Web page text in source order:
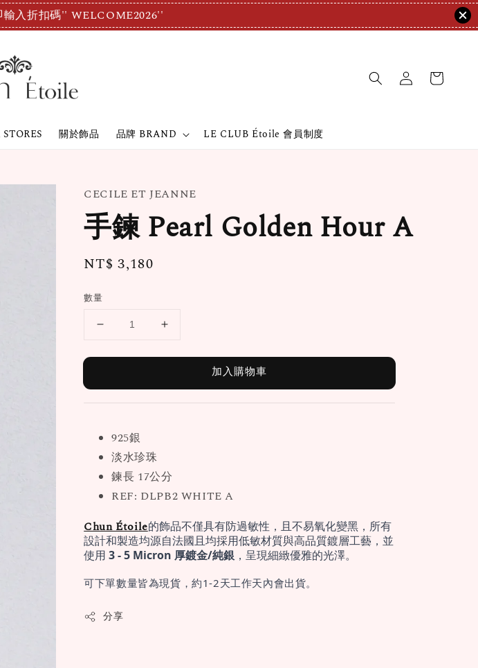
輸入折扣碼'' WELCOME2026''
關於飾品 品牌 BRAND LE CLUB Étoile 會員制度
CECILE ET JEANNE
手鍊 Pearl Golden Hour A
Regular
NT$ 3,180
數量
加入購物車
925銀
淡水珍珠
鍊長 17公分
REF: DLPB2 WHITE A
Chun Étoile的飾品不僅具有防過敏性，且不易氧化變黑，所有
設計和製造均源自法國且均採用低敏材質與高品質鍍層工藝，並
使用 3 - 5 Micron 厚鍍金/純銀，呈現細緻優雅的光澤。
可下單數量皆為現貨，約1-2天工作天內會出貨。
分享